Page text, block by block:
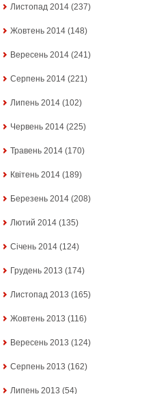
Листопад 2014 (237)
Жовтень 2014 (148)
Вересень 2014 (241)
Серпень 2014 (221)
Липень 2014 (102)
Червень 2014 (225)
Травень 2014 (170)
Квітень 2014 (189)
Березень 2014 (208)
Лютий 2014 (135)
Січень 2014 (124)
Грудень 2013 (174)
Листопад 2013 (165)
Жовтень 2013 (116)
Вересень 2013 (124)
Серпень 2013 (162)
Липень 2013 (54)